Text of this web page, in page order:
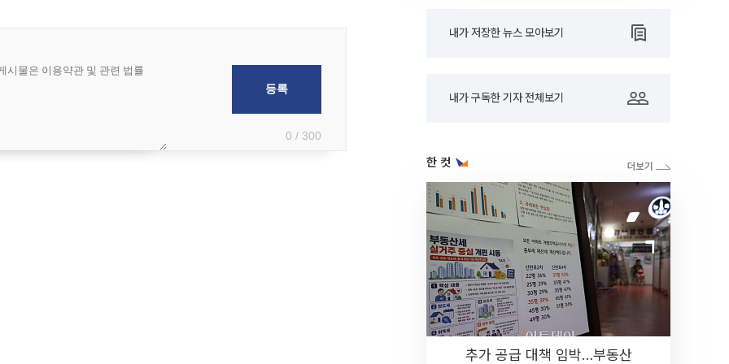
0 / 300
내가 저장한 뉴스 모아보기
내가 구독한 기자 전체보기
한 컷
추가 공급 대책 임박…부동산